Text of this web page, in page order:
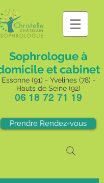
Sophrologue à
et cabinet
Essonne (91) - Yvelines (78) -
Hauts de Seine (92)
06 18 72 71 19
Prendre Rendez-vous